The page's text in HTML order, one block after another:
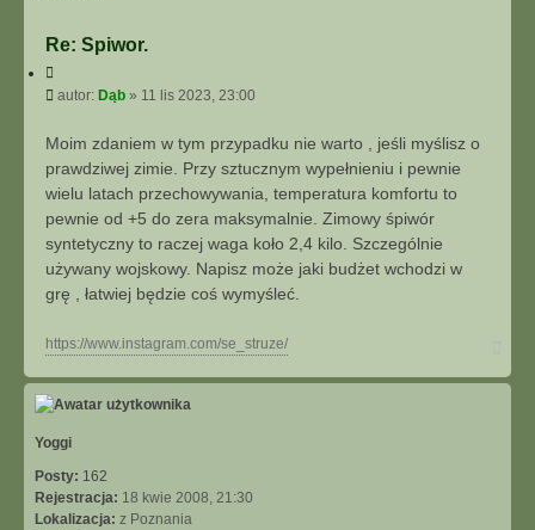
n
a
t
s
i
ę
z
D
Re: Spiwor.
y
j
P
s
autor: Dąb » 11 lis 2023, 23:00
Moim zdaniem w tym przypadku nie warto , jeśli myślisz o
prawdziwej zimie. Przy sztucznym wypełnieniu i pewnie
wielu latach przechowywania, temperatura komfortu to
pewnie od +5 do zera maksymalnie. Zimowy śpiwór
syntetyczny to raczej waga koło 2,4 kilo. Szczególnie
używany wojskowy. Napisz może jaki budżet wchodzi w
grę , łatwiej będzie coś wymyśleć.
https://www.instagram.com/se_struze/
g
Yoggi
Posty: 162
Rejestracja: 18 kwie 2008, 21:30
Lokalizacja: z Poznania